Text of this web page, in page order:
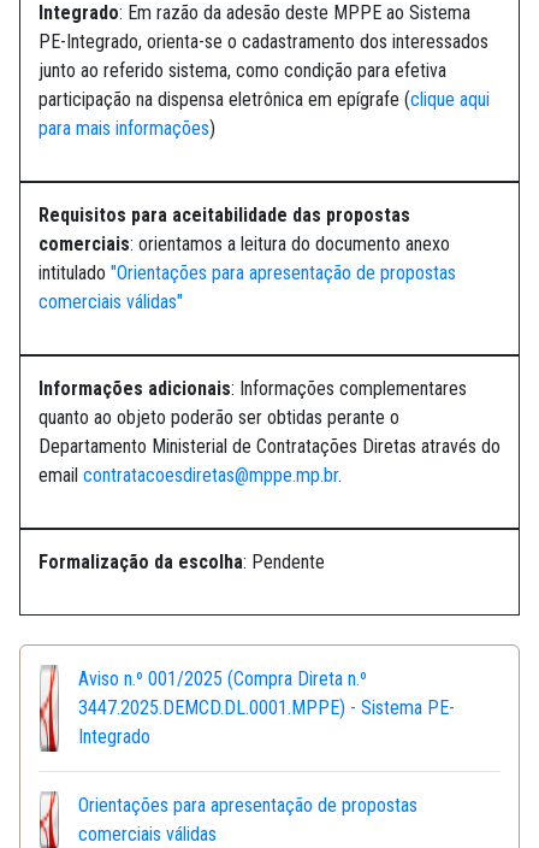
Integrado: Em razão da adesão deste MPPE ao Sistema
PE-Integrado, orienta-se o cadastramento dos interessados
junto ao referido sistema, como condição para efetiva
participação na dispensa eletrônica em epígrafe (clique aqui
para mais informações)
Requisitos para aceitabilidade das propostas
comerciais: orientamos a leitura do documento anexo
intitulado "Orientações para apresentação de propostas
comerciais válidas"
Informações adicionais: Informações complementares
quanto ao objeto poderão ser obtidas perante o
Departamento Ministerial de Contratações Diretas através do
email contratacoesdiretas@mppe.mp.br.
Formalização da escolha: Pendente
Aviso n.º 001/2025 (Compra Direta n.º
3447.2025.DEMCD.DL.0001.MPPE) - Sistema PE-
Integrado
Orientações para apresentação de propostas
comerciais válidas